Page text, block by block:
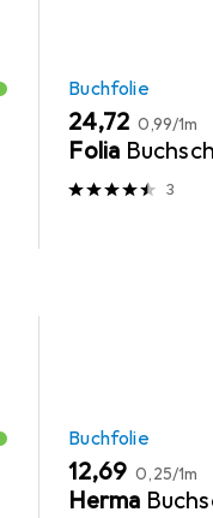
Buchfolie
EUR
24,72 EUR
0,99/1m
Folia
3
Buchfolie
EUR
12,69 EUR
0,25/1m
Herma